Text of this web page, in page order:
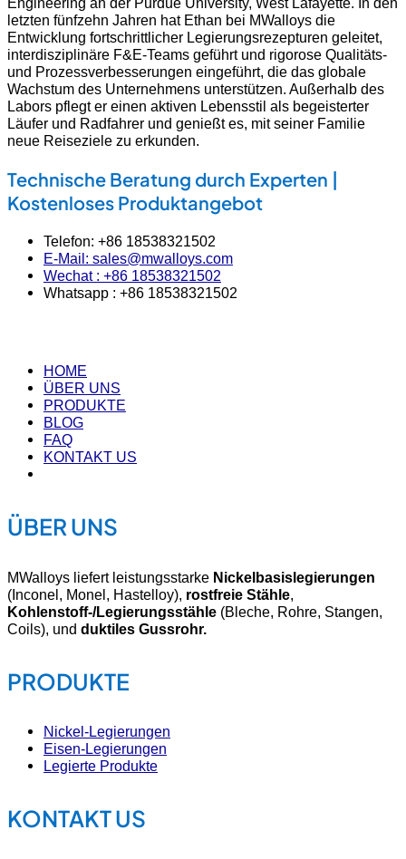
letzten fünfzehn Jahren hat Ethan bei MWalloys die
Entwicklung fortschrittlicher Legierungsrezepturen geleitet,
interdisziplinäre F&E-Teams geführt und rigorose Qualitäts-
und Prozessverbesserungen eingeführt, die das globale
Wachstum des Unternehmens unterstützen. Außerhalb des
Labors pflegt er einen aktiven Lebensstil als begeisterter
Läufer und Radfahrer und genießt es, mit seiner Familie
neue Reiseziele zu erkunden.
Technische Beratung durch Experten |
Kostenloses Produktangebot
Telefon: +86 18538321502
E-Mail: sales@mwalloys.com
Wechat : +86 18538321502
Whatsapp : +86 18538321502
HOME
ÜBER UNS
PRODUKTE
BLOG
FAQ
KONTAKT US
ÜBER UNS
MWalloys liefert leistungsstarke Nickelbasislegierungen
(Inconel, Monel, Hastelloy), rostfreie Stähle,
Kohlenstoff-/Legierungsstähle (Bleche, Rohre, Stangen,
Coils), und duktiles Gussrohr.
PRODUKTE
Nickel-Legierungen
Eisen-Legierungen
Legierte Produkte
KONTAKT US